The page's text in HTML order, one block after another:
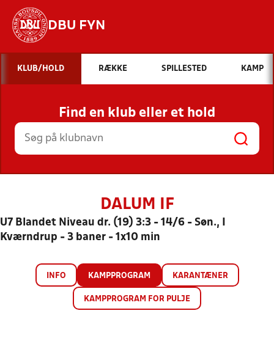
DBU FYN
Hvad vil du søge efter?
INDHOLD OG NYHEDER
STILLINGER, RESULTATER, KLUBBER OG
HOLD
KLUB/HOLD RÆKKE SPILLESTED KAMP
Find en klub eller et hold
DALUM IF
U7 Blandet Niveau dr. (19) 3:3 - 14/6 - Søn., I
Kværndrup - 3 baner - 1x10 min
INFO KAMPPROGRAM KARANTÆNER
KAMPPROGRAM FOR PULJE